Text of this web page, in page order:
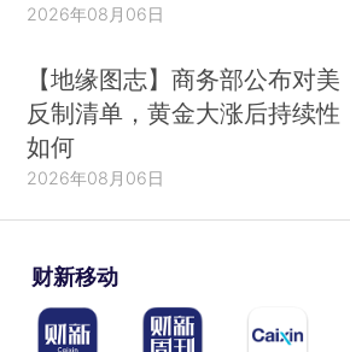
2026年08月06日
【地缘图志】商务部公布对美
反制清单，黄金大涨后持续性
如何
2026年08月06日
财新移动